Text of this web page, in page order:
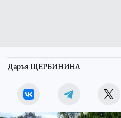
Дарья ЩЕРБИНИНА